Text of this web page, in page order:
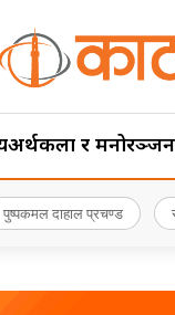
अर्थकला र मनोरञ्जन
पुष्पकमल दाहाल प्रचण्ड